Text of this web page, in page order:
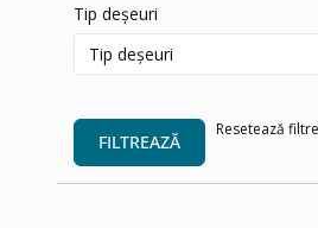
Tip deșeuri
FILTREAZĂ
Resetează